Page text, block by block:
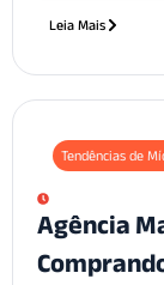
Leia Mais
Tendências de
Agência